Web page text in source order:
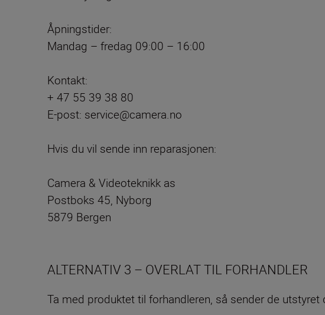
Åpningstider:
Mandag – fredag 09:00 – 16:00
Kontakt:
+ 47 55 39 38 80
E-post: service@camera.no
Hvis du vil sende inn reparasjonen:
Camera & Videoteknikk as
Postboks 45, Nyborg
5879 Bergen
ALTERNATIV 3 – OVERLAT TIL FORHANDLER
Ta med produktet til forhandleren, så sender de